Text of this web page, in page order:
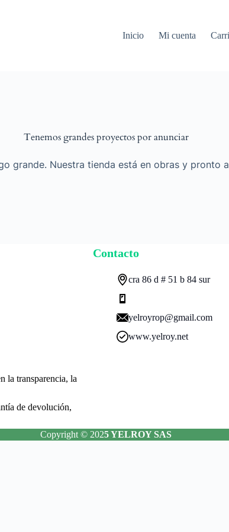
Inicio
Mi cuenta
Tenemos grandes proyectos por anunciar
grande. Nuestra tienda está en obras y pronto
la transparencia, la
de devolución,
Contacto
cra 86 d # 51 b 84 sur
yelroyrop@gmail.com
www.yelroy.net
Copyright © 2025 YELROY SAS